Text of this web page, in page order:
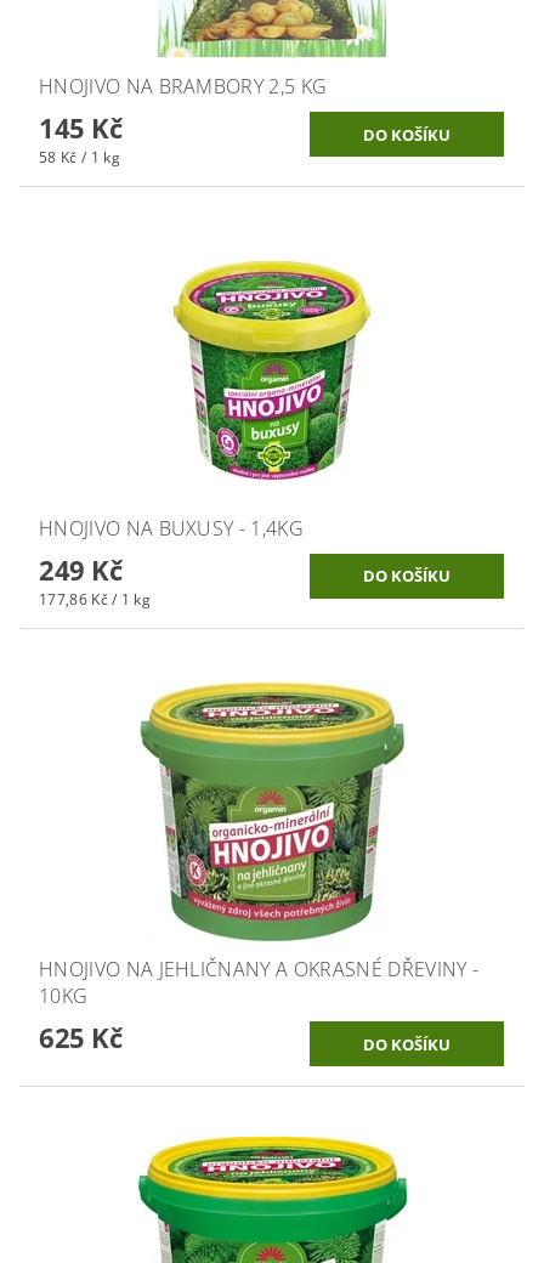
HNOJIVO NA BRAMBORY 2,5 KG
145 Kč
58 Kč / 1 kg
HNOJIVO NA BUXUSY - 1,4KG
249 Kč
177,86 Kč / 1 kg
HNOJIVO NA JEHLIČNANY A OKRASNÉ DŘEVINY -
10KG
625 Kč